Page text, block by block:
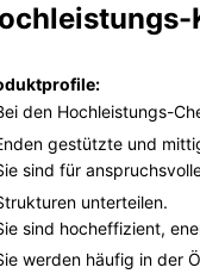
den Hochleistungs-
gestützte und
sind für
unterteilen.
sind hocheffizient,
werden häufig in der